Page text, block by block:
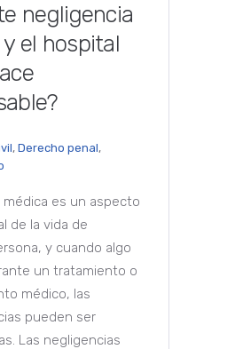
negligencia
el hospital
, Derecho penal,
médica es un aspecto
de la vida de
y cuando algo
un tratamiento o
médico, las
pueden ser
Las negligencias